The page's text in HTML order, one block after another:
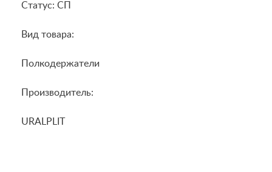
Статус: СП
Вид товара:
Полкодержатели
Производитель:
URALPLIT